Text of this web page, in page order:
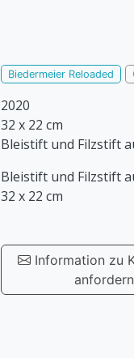
Biedermeier Reloaded
2020
32 x 22 cm
Bleistift und Filzstift
Bleistift und Filzstift
32 x 22 cm
Information zu
anfordern